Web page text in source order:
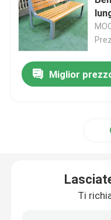
Banchi di plastica
Tabelle di picnic
Contenitori di
Miglior
Ti